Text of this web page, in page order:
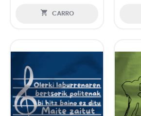
 CARRO